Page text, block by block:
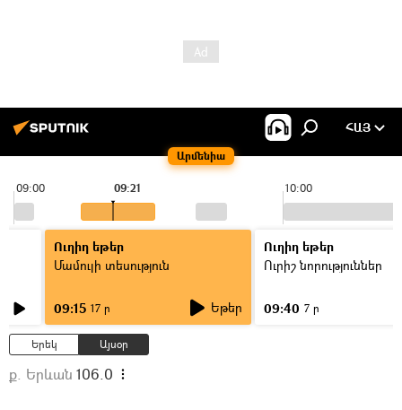
Արմենիա
ՀԱՅ
09:00 10:00
09:21
Ուղիղ եթեր
Մամուլի տեսություն
09:15 17 ր Եթեր
Ուղիղ եթեր
Ուրիշ նորություններ
09:40 7 ր
Երեկ Այսօր
ք. Երևան 106.0